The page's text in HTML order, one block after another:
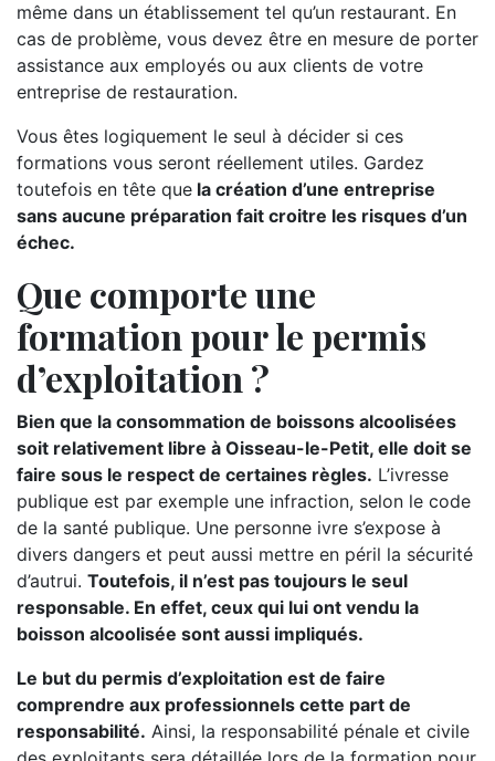
même dans un établissement tel qu’un restaurant. En
cas de problème, vous devez être en mesure de porter
assistance aux employés ou aux clients de votre
entreprise de restauration.
Vous êtes logiquement le seul à décider si ces
formations vous seront réellement utiles. Gardez
toutefois en tête que la création d’une entreprise
sans aucune préparation fait croitre les risques d’un
échec.
Que comporte une
formation pour le permis
d’exploitation ?
Bien que la consommation de boissons alcoolisées
soit relativement libre à Oisseau-le-Petit, elle doit se
faire sous le respect de certaines règles. L’ivresse
publique est par exemple une infraction, selon le code
de la santé publique. Une personne ivre s’expose à
divers dangers et peut aussi mettre en péril la sécurité
d’autrui. Toutefois, il n’est pas toujours le seul
responsable. En effet, ceux qui lui ont vendu la
boisson alcoolisée sont aussi impliqués.
Le but du permis d’exploitation est de faire
comprendre aux professionnels cette part de
responsabilité. Ainsi, la responsabilité pénale et civile